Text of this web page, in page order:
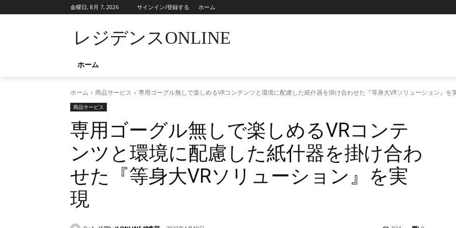
金曜日, 8月 7, 2026 サインイン/登録する ホーム
レジデンスONLINE
ホーム
ホーム 商品サービス 専用ゴーグル無しで楽しめるVRコンテンツと環境に配慮した紙什器を掛け合わせた『等身大VRソリューション』を
商品サービス
専用ゴーグル無しで楽しめるVRコンテ
ンツと環境に配慮した紙什器を掛け合わ
せた『等身大VRソリューション』を実
現